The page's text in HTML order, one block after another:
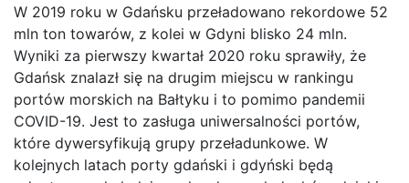
W 2019 roku w Gdańsku przeładowano rekordowe 52
mln ton towarów, z kolei w Gdyni blisko 24 mln.
Wyniki za pierwszy kwartał 2020 roku sprawiły, że
Gdańsk znalazł się na drugim miejscu w rankingu
portów morskich na Bałtyku i to pomimo pandemii
COVID-19. Jest to zasługa uniwersalności portów,
które dywersyfikują grupy przeładunkowe. W
kolejnych latach porty gdański i gdyński będą